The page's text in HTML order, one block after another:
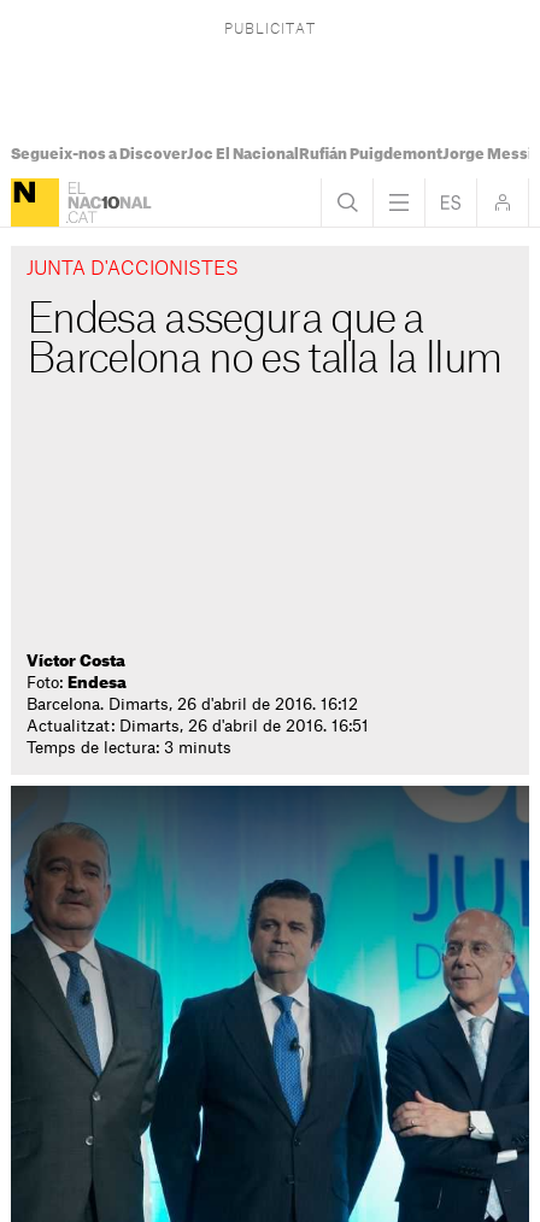
Segueix-nos a DiscoverJoc El Nacional Rufián PuigdemontJorge Messi
JUNTA D'ACCIONISTES
Endesa assegura que a
Barcelona no es talla la llum
Víctor Costa
Foto: Endesa
Barcelona. Dimarts, 26 d'abril de 2016. 16:12
Actualitzat: Dimarts, 26 d'abril de 2016. 16:51
Temps de lectura: 3 minuts